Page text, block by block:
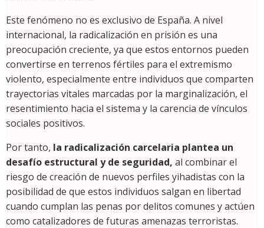
Este fenómeno no es exclusivo de España. A nivel
internacional, la radicalización en prisión es una
preocupación creciente, ya que estos entornos pueden
convertirse en terrenos fértiles para el extremismo
violento, especialmente entre individuos que comparten
trayectorias vitales marcadas por la marginalización, el
resentimiento hacia el sistema y la carencia de vínculos
sociales positivos.
Por tanto, la radicalización carcelaria plantea un
desafío estructural y de seguridad, al combinar el
riesgo de creación de nuevos perfiles yihadistas con la
posibilidad de que estos individuos salgan en libertad
cuando cumplan las penas por delitos comunes y actúen
como catalizadores de futuras amenazas terroristas.